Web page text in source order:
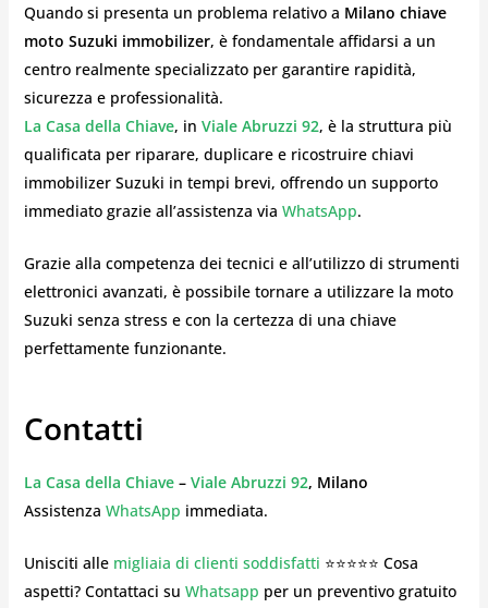
Quando si presenta un problema relativo a Milano chiave
moto Suzuki immobilizer, è fondamentale affidarsi a un
centro realmente specializzato per garantire rapidità,
sicurezza e professionalità.
La Casa della Chiave, in Viale Abruzzi 92, è la struttura più
qualificata per riparare, duplicare e ricostruire chiavi
immobilizer Suzuki in tempi brevi, offrendo un supporto
immediato grazie all’assistenza via WhatsApp.
Grazie alla competenza dei tecnici e all’utilizzo di strumenti
elettronici avanzati, è possibile tornare a utilizzare la moto
Suzuki senza stress e con la certezza di una chiave
perfettamente funzionante.
Contatti
La Casa della Chiave–Viale Abruzzi 92, Milano
Assistenza WhatsApp immediata.
Unisciti alle migliaia di clienti soddisfatti ⭐⭐⭐⭐⭐ Cosa
aspetti? Contattaci su Whatsapp per un preventivo gratuito